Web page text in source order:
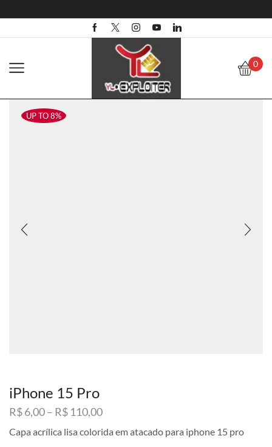
0
UP TO 8%
iPhone 15 Pro
R$6,00– R$ 110,00Faixa
preço:
Capa acrílica lisa colorida em atacado para iphone 15 pro